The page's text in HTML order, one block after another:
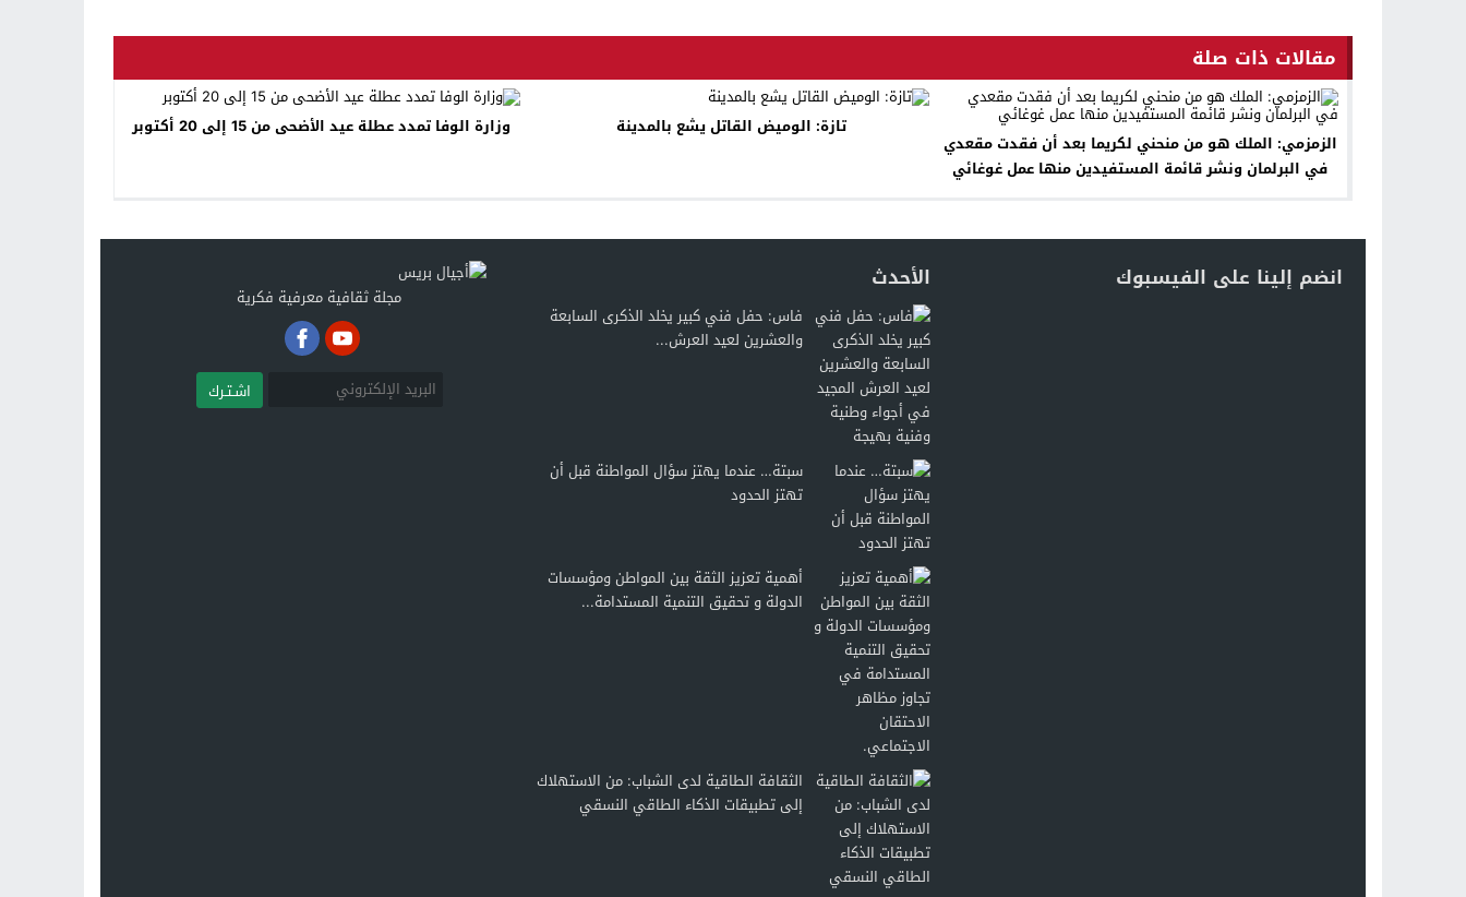
مقالات ذات صلة
الزمزمي: الملك هو من منحني لكريما بعد أن فقدت مقعدي
في البرلمان ونشر قائمة المستفيدين منها عمل غوغائي
تازة: الوميض القاتل يشع بالمدينة وزارة الوفا تمدد عطلة عيد الأضحى من 15 إلى 20 أكتوبر
انضم إلينا على الفيسبوك الأحدث
فاس: حفل فني كبير يخلد الذكرى السابعة
والعشرين لعيد العرش...
سبتة… عندما يهتز سؤال المواطنة قبل أن
تهتز الحدود
أهمية تعزيز الثقة بين المواطن ومؤسسات
الدولة و تحقيق التنمية المستدامة...
الثقافة الطاقية لدى الشباب: من الاستهلاك
إلى تطبيقات الذكاء الطاقي النسقي
مجلة ثقافية معرفية فكرية
اشـتـرك